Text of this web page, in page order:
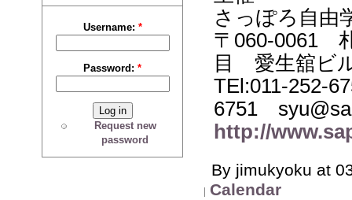
Username: *
Password:*
Request new
password
さっぽろ自由
〒060-0061
目 愛生舘ビ
TEl:011-252-
6751
http://
By jimukyoku at
Calendar